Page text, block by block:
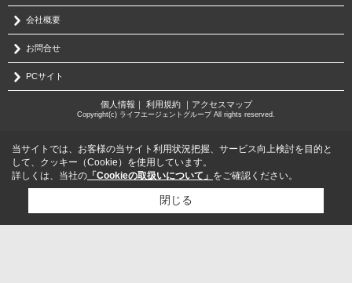
会社概要
お問合せ
PCサイト
個人情報 ｜ 利用規約｜ アクセスマップ
Copyright(c) ライフエージェントグループ All rights reserved.
当サイトでは、お客様の当サイト利用状況把握、サービス向上検討を目的と
して、クッキー（Cookie）を使用しています。
詳しくは、当社の 「Cookieの取扱いについて」 をご確認ください。
閉じる